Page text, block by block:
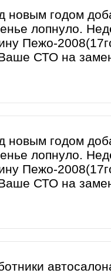
новым годом
лопнуло.
Пежо-
СТО на
новым годом
лопнуло.
Пежо-
СТО на